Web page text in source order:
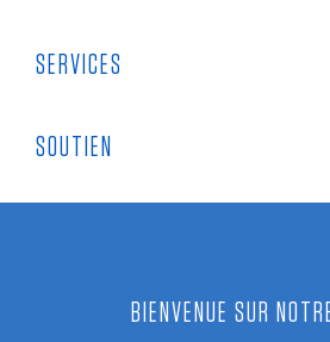
SERVICES
SOUTIEN
BIENVENUE SUR